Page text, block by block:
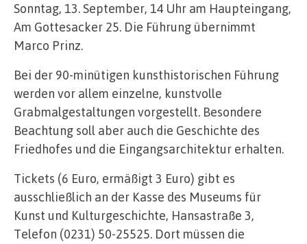
Sonntag, 13. September, 14 Uhr am Haupteingang,
Am Gottesacker 25. Die Führung übernimmt
Marco Prinz.
Bei der 90-minütigen kunsthistorischen Führung
werden vor allem einzelne, kunstvolle
Grabmalgestaltungen vorgestellt. Besondere
Beachtung soll aber auch die Geschichte des
Friedhofes und die Eingangsarchitektur erhalten.
Tickets (6 Euro, ermäßigt 3 Euro) gibt es
ausschließlich an der Kasse des Museums für
Kunst und Kulturgeschichte, Hansastraße 3,
Telefon (0231) 50-25525. Dort müssen die